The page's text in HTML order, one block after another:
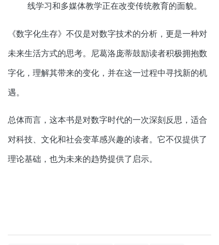
线学习和多媒体教学正在改变传统教育的面貌。
《数字化生存》不仅是对数字技术的分析，更是一种对
未来生活方式的思考。尼葛洛庞蒂鼓励读者积极拥抱数
字化，理解其带来的变化，并在这一过程中寻找新的机
遇。
总体而言，这本书是对数字时代的一次深刻反思，适合
对科技、文化和社会变革感兴趣的读者。它不仅提供了
理论基础，也为未来的趋势提供了启示。